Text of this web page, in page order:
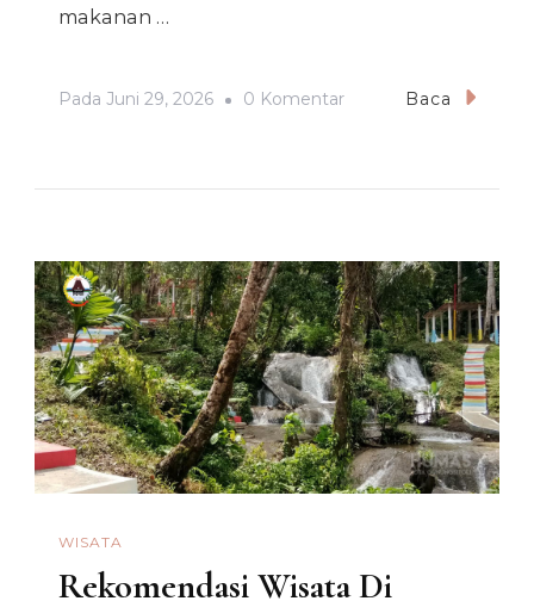
makanan …
Pada Juni 29, 2026 0 KomentarPada
Paling
Khas
Negara
Populer
Baca
WISATA
Rekomendasi Wisata Di